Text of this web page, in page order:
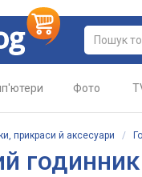
Фото
прикраси й аксесуари /